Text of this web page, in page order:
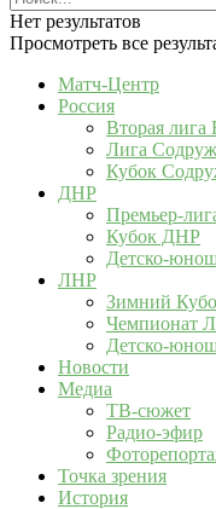
Нет результатов
Просмотреть все
Матч-Центр
Россия
Вторая лига
Лига
Кубок
ДНР
Премьер-
Кубок ДНР
Детско-
ЛНР
Зимний
Чемпионат
Детско-
Новости
Медиа
ТВ-сюжет
Радио-эфир
Точка зрения
История